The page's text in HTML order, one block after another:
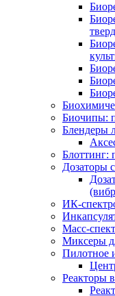
Биочипы:
Блендеры
Блоттинг:
Дозаторы
ИК-
Масс-
Миксеры
Пилотное
Реакторы